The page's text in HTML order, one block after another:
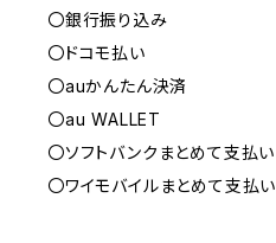
〇銀行振り込み
〇ドコモ払い
〇auかんたん決済
〇au WALLET
〇ソフトバンクまとめて支払い
〇ワイモバイルまとめて支払い